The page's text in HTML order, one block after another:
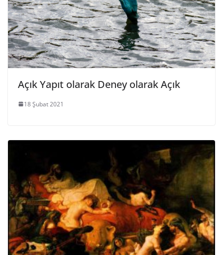
Açık Yapıt olarak Deney olarak Açık
18 Şubat 2021